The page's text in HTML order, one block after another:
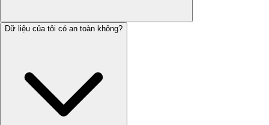
Dữ liệu của tôi có an toàn không?